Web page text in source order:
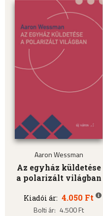
Aaron Wessman
Az egyház küldetése
a polarizált világban
Kiadói ár: 4.050 Ft
Bolti ár: 4.500 Ft